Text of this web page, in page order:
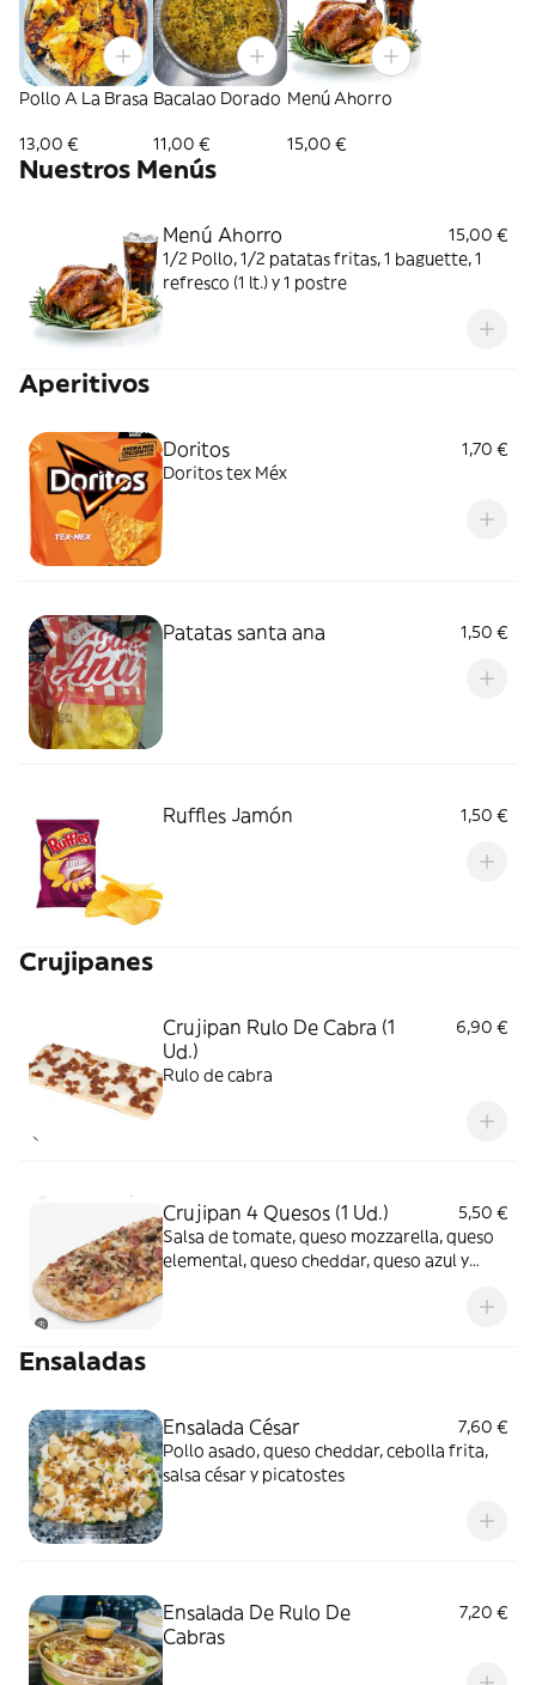
Pollo A La Brasa
13,00 €
Bacalao Dorado
11,00 €
Menú Ahorro
15,00 €
Nuestros Menús
Menú Ahorro
15,00 €
1/2 Pollo, 1/2 patatas fritas, 1 baguette, 1
refresco (1 lt.) y 1 postre
Aperitivos
Doritos
1,70 €
Doritos tex Méx
Patatas santa ana 1,50 €
Ruffles Jamón 1,50 €
Crujipanes
Crujipan Rulo De Cabra (1
Ud.)
6,90 €
Rulo de cabra
Crujipan 4 Quesos (1 Ud.)
5,50 €
Salsa de tomate, queso mozzarella, queso
elemental, queso cheddar, queso azul y
Ensaladas
Ensalada César
7,60 €
Pollo asado, queso cheddar, cebolla frita,
salsa césar y picatostes
Ensalada De Rulo De
Cabras
7,20 €